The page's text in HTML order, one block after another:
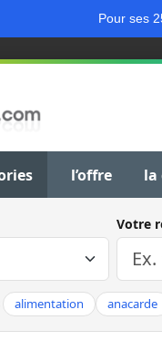
Pour ses
l’offre la
Votre
alimentation anacarde